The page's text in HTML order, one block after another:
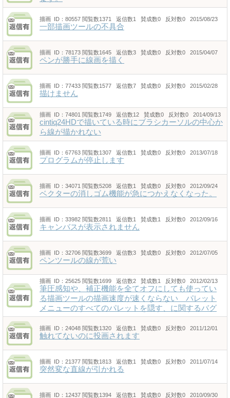
描画 ID：80557 閲覧数1371 返信数1 賛成数0 反対数0 2015/08/23
一部描画ツールの不具合
描画 ID：78173 閲覧数1645 返信数3 賛成数0 反対数0 2015/04/07
ペンが勝手に線画を描く
描画 ID：77433 閲覧数1577 返信数7 賛成数0 反対数0 2015/02/28
描けません
描画 ID：74801 閲覧数1749 返信数12 賛成数0 反対数0 2014/09/13
cintiq24HDで描いている時にブラシカーソルの中心か
ら線が描かれない
描画 ID：67763 閲覧数1307 返信数1 賛成数0 反対数0 2013/07/18
プログラムが停止します
描画 ID：34071 閲覧数5208 返信数1 賛成数0 反対数0 2012/09/24
ベクターの消しゴム機能が急につかえなくなった。
描画 ID：33982 閲覧数2811 返信数1 賛成数1 反対数0 2012/09/16
キャンバスが表示されません
描画 ID：32706 閲覧数3699 返信数3 賛成数0 反対数0 2012/07/05
ペンツールの線が荒い
描画 ID：25625 閲覧数1699 返信数2 賛成数1 反対数0 2012/02/13
筆圧感知や、補正機能を全てオフにしても使ってい
る描画ツールの描画速度が速くならない パレット
メニューのすべてのパレットを隠す、に関するバグ
描画 ID：24048 閲覧数1320 返信数1 賛成数0 反対数0 2011/12/01
触れてないのに投画されます
描画 ID：21377 閲覧数1813 返信数1 賛成数0 反対数0 2011/07/14
突然変な直線が引かれる
描画 ID：12437 閲覧数1394 返信数1 賛成数0 反対数0 2010/09/30